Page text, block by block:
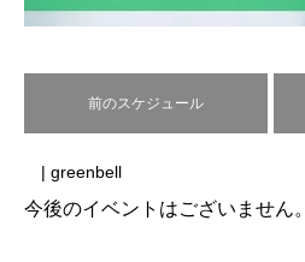
前のスケジュール
| greenbell
今後のイベントはございません。